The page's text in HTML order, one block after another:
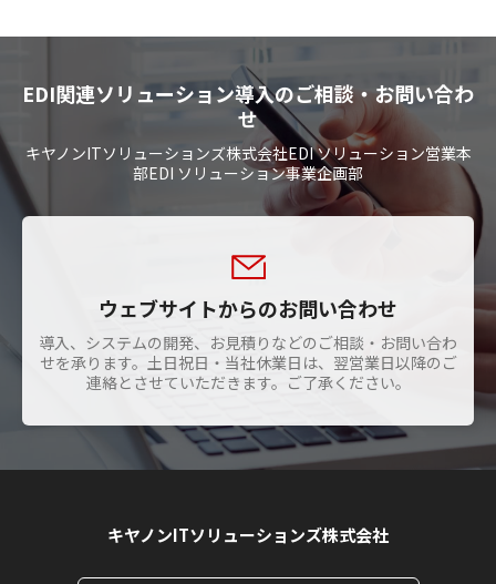
EDI関連ソリューション導入のご相談・お問い合わ
せ
キヤノンITソリューションズ株式会社EDI ソリューション営業本
部EDI ソリューション事業企画部
ウェブサイトからのお問い合わせ
導入、システムの開発、お見積りなどのご相談・お問い合わ
せを承ります。土日祝日・当社休業日は、翌営業日以降のご
連絡とさせていただきます。ご了承ください。
キヤノンITソリューションズ株式会社